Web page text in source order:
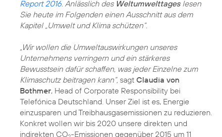
Report 2016. Anlässlich des Weltumwelttageslesen
Sie heute im Folgenden einen Ausschnitt aus dem
Kapitel „Umwelt und Klima schützen“.
„Wir wollen die Umweltauswirkungen unseres
Unternehmens verringern und ein stärkeres
Bewusstsein dafür schaffen, was jeder Einzelne zum
Klimaschutz beitragen kann“, sagt Claudia von
Bothmer, Head of Corporate Responsibility bei
Telefónica Deutschland. Unser Ziel ist es, Energie
einzusparen und Treibhausgasemissionen zu reduzieren.
Konkret wollen wir bis 2020 unsere direkten und
indirekten CO -Emissionen gegenüber 2015 um 11